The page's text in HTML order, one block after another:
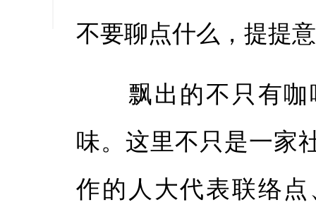
不要聊点什么，提提
飘出的不只有咖
味。这里不只是一家
作的人大代表联络